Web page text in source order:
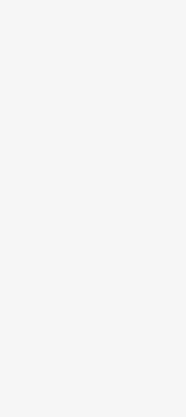
danych osobowych –
celów, ale osoba, której
wobec przetwarzania danych -
RODO, w przypadku gdy łącznie
umowy zawartej z osobą,
art. 21 RODO, wobec
z prawnie uzasadnionych
W razie wniesienia
do przetwarzania,
się na podstawie zgody
to nie ma wpływu na
nadzorczego na niezgodne z
Ochrony Danych Osobowych.
podanie danych
podejmowaniu decyzji, w tym